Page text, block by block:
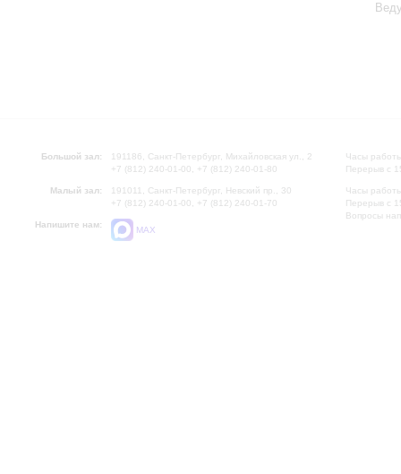
Большой зал:
191186, Санкт-Петербург, Михайловская ул., 2
+7 (812) 240-01-00, +7 (812) 240-01-80
Малый зал:
191011, Санкт-Петербург, Невский пр., 30
+7 (812) 240-01-00, +7 (812) 240-01-70
Напишите нам:
MAX
Часы
Перерыв с
Часы
Перерыв с
Вопросы